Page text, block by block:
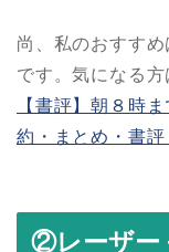
尚、私のおすす
です。気になる方
【書評】朝８時
約・まとめ・書評
②レーザー